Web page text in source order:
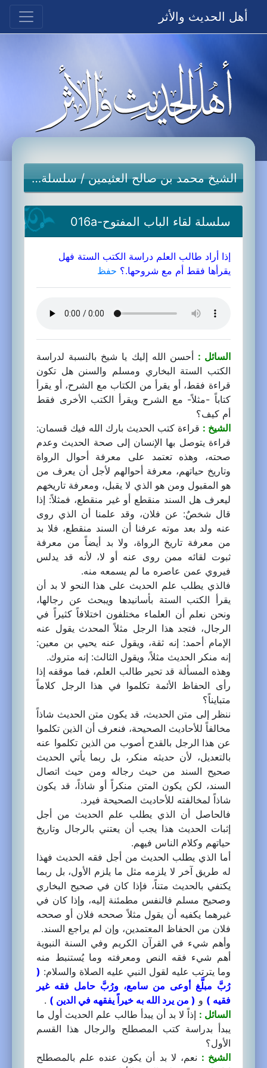
أهل الحديث والأثر
الشيخ محمد بن صالح العثيمين/سلسلة لقاء الباب المفتوح
سلسلة لقاء الباب المفتوح-016a
إذا أراد طالب العلم دراسة الكتب الستة فهل
يقرأها فقط أم مع شروحها.؟ حفظ
السائل : أحسن الله إليك يا شيخ بالنسبة لدراسة
الكتب الستة البخاري ومسلم والسنن هل تكون
قراءة فقط، أو يقرأ من الكتاب مع الشرح، أو يقرأ
كتاباً -مثلاً- مع الشرح ويقرأ الكتب الأخرى فقط
أم كيف؟
الشيخ : قراءة كتب الحديث بارك الله فيك قسمان:
قراءة يتوصل بها الإنسان إلى صحة الحديث وعدم
صحته، وهذه تعتمد على معرفة أحوال الرواة
وتاريخ حياتهم، معرفة أحوالهم لأجل أن يعرف من
هو المقبول ومن هو الذي لا يقبل، ومعرفة تاريخهم
ليعرف هل السند منقطع أو غير منقطع، فمثلاً: إذا
قال شخصٌ: عن فلان، وقد علمنا أن الذي روى
عنه ولد بعد موته عرفنا أن السند منقطع، فلا بد
من معرفة تاريخ الرواة، ولا بد أيضاً من معرفة
ثبوت لقائه ممن روى عنه أو لا، لأنه قد يدلس
فيروي عمن عاصره ما لم يسمعه منه.
فالذي يطلب علم الحديث على هذا النحو لا بد أن
يقرأ الكتب الستة بأسانيدها ويبحث عن رجالها،
ونحن نعلم أن العلماء مختلفون اختلافاً كثيراً في
الرجال، فتجد هذا الرجل مثلاً المحدث يقول عنه
الإمام أحمد: إنه ثقة، ويقول عنه يحيي بن معين:
إنه منكر الحديث مثلاً، ويقول الثالث: إنه متروك.
وهذه المسألة قد تحير طالب العلم، فما موقفه إذا
رأى الحفاظ الأئمة تكلموا في هذا الرجل كلاماً
متبايناً؟
ننظر إلى متن الحديث، قد يكون متن الحديث شاذاً
مخالفاً للأحاديث الصحيحة، فنعرف أن الذين تكلموا
عن هذا الرجل بالقدح أصوب من الذين تكلموا عنه
بالتعديل، لأن حديثه منكر، بل ربما يأتي الحديث
صحيح السند من حيث رجاله ومن حيث اتصال
السند، لكن يكون المتن منكراً أو شاذاً، قد يكون
شاذاً لمخالفته للأحاديث الصحيحة فيرد.
فالحاصل أن الذي يطلب علم الحديث من أجل
إثبات الحديث هذا يجب أن يعتني بالرجال وتاريخ
حياتهم وكلام الناس فيهم.
أما الذي يطلب الحديث من أجل فقه الحديث فهذا
له طريق آخر لا يلزمه مثل ما يلزم الأول، بل ربما
يكتفي بالحديث متناً، فإذا كان في صحيح البخاري
وصحيح مسلم فالنفس مطمئنة إليه، وإذا كان في
غيرهما يكفيه أن يقول مثلاً صححه فلان أو صححه
فلان من الحفاظ المعتمدين، وإن لم يراجع السند.
وأهم شيء في القرآن الكريم وفي السنة النبوية
أهم شيء فقه النص ومعرفته وما يُستنبط منه
وما يترتب عليه لقول النبي عليه الصلاة والسلام: (
رُبَّ مبلَّغ أوعى من سامع، ورُبَّ حامل فقه غير
فقيه ) و ( من يرد الله به خيراً يفقهه في الدين ) .
السائل : إذاً لا بد أن يبدأ طالب علم الحديث أول ما
يبدأ بدراسة كتب المصطلح والرجال هذا القسم
الأول؟
الشيخ : نعم، لا بد أن يكون عنده علم بالمصطلح